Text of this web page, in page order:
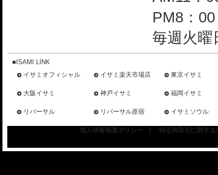
PM8：
毎週火曜
■ISAMI LINK
イサミオフィシャル
イサミ楽天市場店 東京イサミ
大阪イサミ 神戸イサミ 福岡イサミ
リバーサル リバーサル原宿 イサミソウル
個人情報保護ポリシー 特定商取引に関す